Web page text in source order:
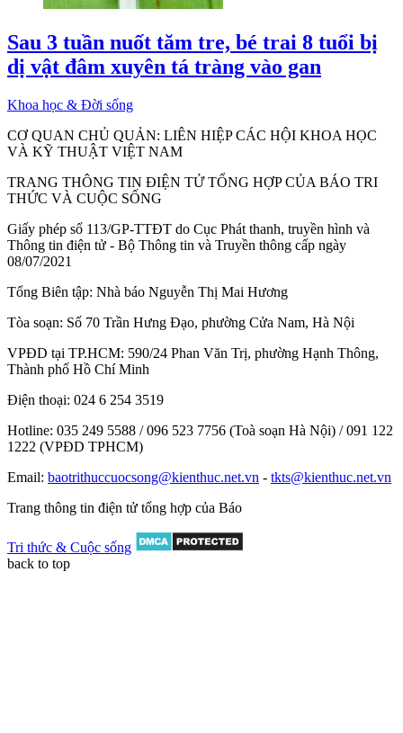
Sau 3 tuần nuốt tăm tre, bé trai 8 tuổi bị
dị vật đâm xuyên tá tràng vào gan
Khoa học & Đời sống
CƠ QUAN CHỦ QUẢN: LIÊN HIỆP CÁC HỘI KHOA HỌC
VÀ KỸ THUẬT VIỆT NAM
TRANG THÔNG TIN ĐIỆN TỬ TỔNG HỢP CỦA BÁO TRI
THỨC VÀ CUỘC SỐNG
Giấy phép số 113/GP-TTĐT do Cục Phát thanh, truyền hình và
Thông tin điện tử - Bộ Thông tin và Truyền thông cấp ngày
08/07/2021
Tổng Biên tập: Nhà báo Nguyễn Thị Mai Hương
Tòa soạn: Số 70 Trần Hưng Đạo, phường Cửa Nam, Hà Nội
VPĐD tại TP.HCM: 590/24 Phan Văn Trị, phường Hạnh Thông,
Thành phố Hồ Chí Minh
Điện thoại: 024 6 254 3519
Hotline: 035 249 5588 / 096 523 7756 (Toà soạn Hà Nội) / 091 122
1222 (VPĐD TPHCM)
Email: baotrithuccuocsong@kienthuc.net.vn - tkts@kienthuc.net.vn
Trang thông tin điện tử tổng hợp của Báo
Tri thức & Cuộc sống
back to top